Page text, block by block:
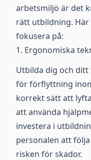
arbetsmiljö är det
rätt utbildning.
fokusera på:
1. Ergonomiska
Utbilda dig och
för förflyttning
korrekt sätt att
att använda
investera i
personalen att
risken för skador.